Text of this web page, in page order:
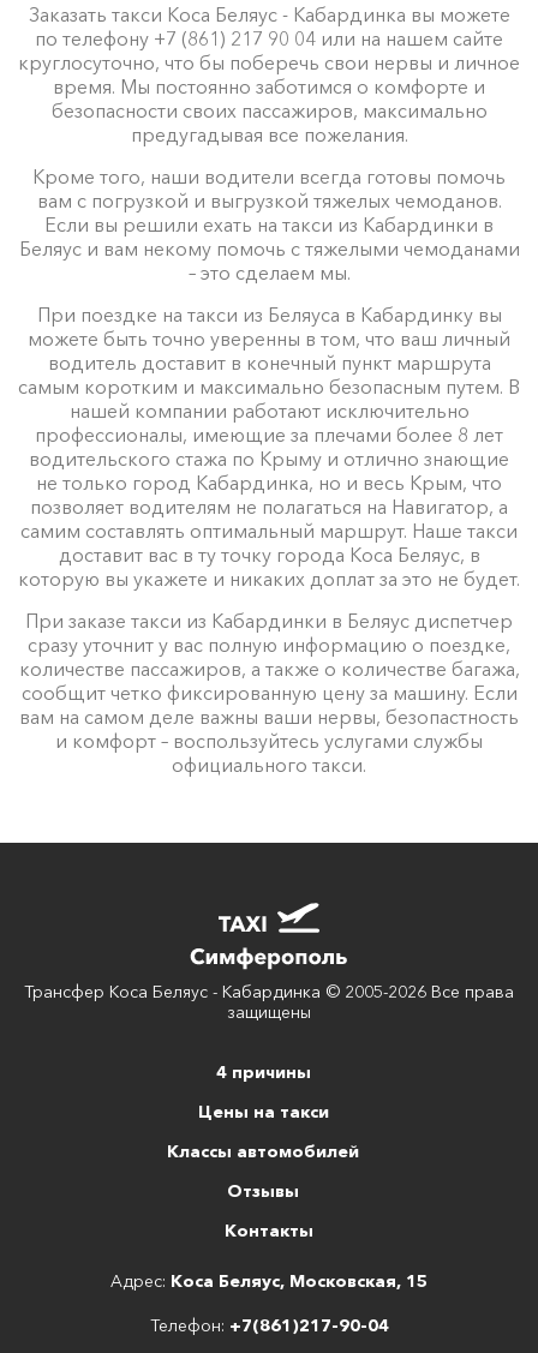
Заказать такси Коса Беляус - Кабардинка вы можете
по телефону +7 (861) 217 90 04 или на нашем сайте
круглосуточно, что бы поберечь свои нервы и личное
время. Мы постоянно заботимся о комфорте и
безопасности своих пассажиров, максимально
предугадывая все пожелания.
Кроме того, наши водители всегда готовы помочь
вам с погрузкой и выгрузкой тяжелых чемоданов.
Если вы решили ехать на такси из Кабардинки в
Беляус и вам некому помочь с тяжелыми чемоданами
– это сделаем мы.
При поездке на такси из Беляуса в Кабардинку вы
можете быть точно уверенны в том, что ваш личный
водитель доставит в конечный пункт маршрута
самым коротким и максимально безопасным путем. В
нашей компании работают исключительно
профессионалы, имеющие за плечами более 8 лет
водительского стажа по Крыму и отлично знающие
не только город Кабардинка, но и весь Крым, что
позволяет водителям не полагаться на Навигатор, а
самим составлять оптимальный маршрут. Наше такси
доставит вас в ту точку города Коса Беляус, в
которую вы укажете и никаких доплат за это не будет.
При заказе такси из Кабардинки в Беляус диспетчер
сразу уточнит у вас полную информацию о поездке,
количестве пассажиров, а также о количестве багажа,
сообщит четко фиксированную цену за машину. Если
вам на самом деле важны ваши нервы, безопастность
и комфорт – воспользуйтесь услугами службы
официального такси.
Трансфер Коса Беляус - Кабардинка © 2005-2026 Все права
защищены
4 причины
Цены на такси
Классы автомобилей
Отзывы
Контакты
Адрес: Коса Беляус, Московская, 15
Телефон: +7(861)217-90-04